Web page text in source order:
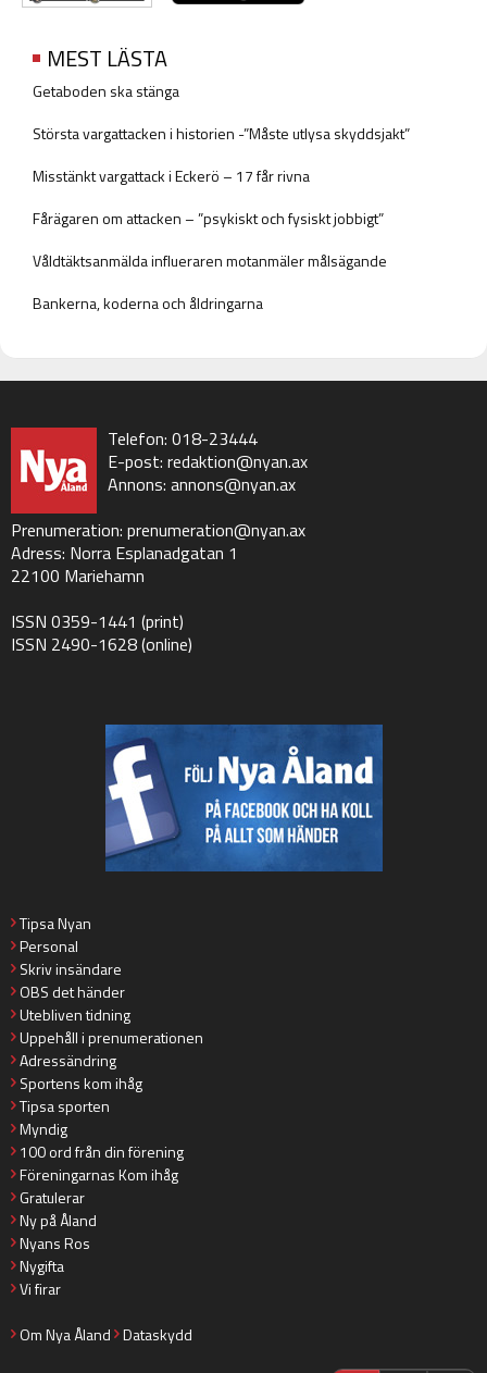
MEST LÄSTA
Getaboden ska stänga
Största vargattacken i historien -”Måste utlysa skyddsjakt”
Misstänkt vargattack i Eckerö – 17 får rivna
Fårägaren om attacken – ”psykiskt och fysiskt jobbigt”
Våldtäktsanmälda influeraren motanmäler målsägande
Bankerna, koderna och åldringarna
Telefon: 018-23444
E-post: redaktion@nyan.ax
Annons: annons@nyan.ax
Prenumeration: prenumeration@nyan.ax
Adress: Norra Esplanadgatan 1
22100 Mariehamn
ISSN 0359-1441 (print)
ISSN 2490-1628 (online)
Tipsa Nyan
Personal
Skriv insändare
OBS det händer
Utebliven tidning
Uppehåll i prenumerationen
Adressändring
Sportens kom ihåg
Tipsa sporten
Myndig
100 ord från din förening
Föreningarnas Kom ihåg
Gratulerar
Ny på Åland
Nyans Ros
Nygifta
Vi firar
Om Nya Åland Dataskydd